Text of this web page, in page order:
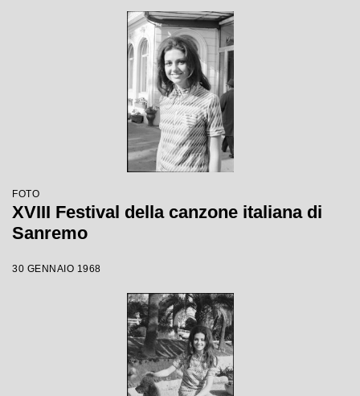
FOTO
XVIII Festival della canzone italiana di
Sanremo
30 GENNAIO 1968